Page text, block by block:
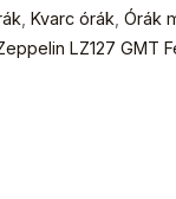
Kvarc órák Órák
LZ127 GMT